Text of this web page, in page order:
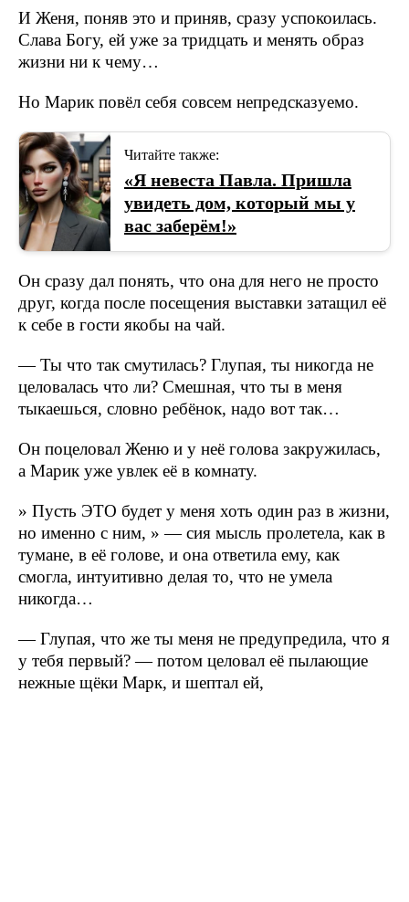
И Женя, поняв это и приняв, сразу успокоилась.
Слава Богу, ей уже за тридцать и менять образ
жизни ни к чему…
Но Марик повёл себя совсем непредсказуемо.
Читайте также:
«Я невеста Павла. Пришла
увидеть дом, который мы у
вас заберём!»
Он сразу дал понять, что она для него не просто
друг, когда после посещения выставки затащил её
к себе в гости якобы на чай.
— Ты что так смутилась? Глупая, ты никогда не
целовалась что ли? Смешная, что ты в меня
тыкаешься, словно ребёнок, надо вот так…
Он поцеловал Женю и у неё голова закружилась,
а Марик уже увлек её в комнату.
» Пусть ЭТО будет у меня хоть один раз в жизни,
но именно с ним, » — сия мысль пролетела, как в
тумане, в её голове, и она ответила ему, как
смогла, интуитивно делая то, что не умела
никогда…
— Глупая, что же ты меня не предупредила, что я
у тебя первый? — потом целовал её пылающие
нежные щёки Марк, и шептал ей,